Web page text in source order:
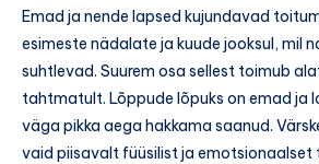
Emad ja nende lapsed kujundavad
esimeste nädalate ja kuude jooksul, mil
suhtlevad. Suurem osa sellest toimub
tahtmatult. Lõppude lõpuks on emad ja
väga pikka aega hakkama saanud.
vaid piisavalt füüsilist ja